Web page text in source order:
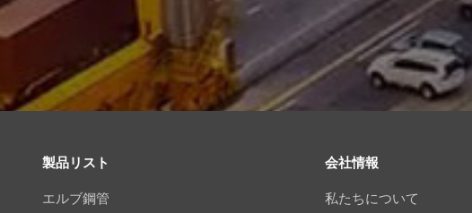
製品リスト
エルブ鋼管
会社情報
私たちについて